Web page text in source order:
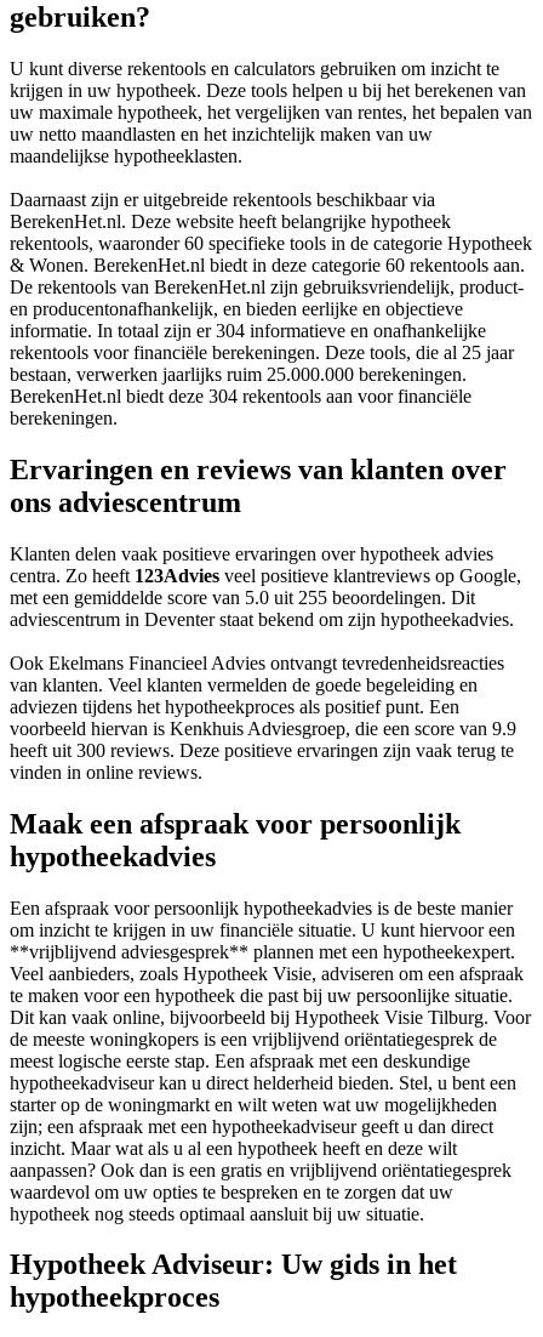
gebruiken?
U kunt diverse rekentools en calculators gebruiken om inzicht te
krijgen in uw hypotheek. Deze tools helpen u bij het berekenen van
uw maximale hypotheek, het vergelijken van rentes, het bepalen van
uw netto maandlasten en het inzichtelijk maken van uw
maandelijkse hypotheeklasten.
Daarnaast zijn er uitgebreide rekentools beschikbaar via
BerekenHet.nl. Deze website heeft belangrijke hypotheek
rekentools, waaronder 60 specifieke tools in de categorie Hypotheek
& Wonen. BerekenHet.nl biedt in deze categorie 60 rekentools aan.
De rekentools van BerekenHet.nl zijn gebruiksvriendelijk, product-
en producentonafhankelijk, en bieden eerlijke en objectieve
informatie. In totaal zijn er 304 informatieve en onafhankelijke
rekentools voor financiële berekeningen. Deze tools, die al 25 jaar
bestaan, verwerken jaarlijks ruim 25.000.000 berekeningen.
BerekenHet.nl biedt deze 304 rekentools aan voor financiële
berekeningen.
Ervaringen en reviews van klanten over
ons adviescentrum
Klanten delen vaak positieve ervaringen over hypotheek advies
centra. Zo heeft 123Advies veel positieve klantreviews op Google,
met een gemiddelde score van 5.0 uit 255 beoordelingen. Dit
adviescentrum in Deventer staat bekend om zijn hypotheekadvies.
Ook Ekelmans Financieel Advies ontvangt tevredenheidsreacties
van klanten. Veel klanten vermelden de goede begeleiding en
adviezen tijdens het hypotheekproces als positief punt. Een
voorbeeld hiervan is Kenkhuis Adviesgroep, die een score van 9.9
heeft uit 300 reviews. Deze positieve ervaringen zijn vaak terug te
vinden in online reviews.
Maak een afspraak voor persoonlijk
hypotheekadvies
Een afspraak voor persoonlijk hypotheekadvies is de beste manier
om inzicht te krijgen in uw financiële situatie. U kunt hiervoor een
**vrijblijvend adviesgesprek** plannen met een hypotheekexpert.
Veel aanbieders, zoals Hypotheek Visie, adviseren om een afspraak
te maken voor een hypotheek die past bij uw persoonlijke situatie.
Dit kan vaak online, bijvoorbeeld bij Hypotheek Visie Tilburg. Voor
de meeste woningkopers is een vrijblijvend oriëntatiegesprek de
meest logische eerste stap. Een afspraak met een deskundige
hypotheekadviseur kan u direct helderheid bieden. Stel, u bent een
starter op de woningmarkt en wilt weten wat uw mogelijkheden
zijn; een afspraak met een hypotheekadviseur geeft u dan direct
inzicht. Maar wat als u al een hypotheek heeft en deze wilt
aanpassen? Ook dan is een gratis en vrijblijvend oriëntatiegesprek
waardevol om uw opties te bespreken en te zorgen dat uw
hypotheek nog steeds optimaal aansluit bij uw situatie.
Hypotheek Adviseur: Uw gids in het
hypotheekproces